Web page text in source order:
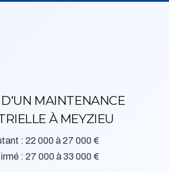
MAINTENANCE
À MEYZIEU
: 22 000 à 27 000 €
: 27 000 à 33 000 €